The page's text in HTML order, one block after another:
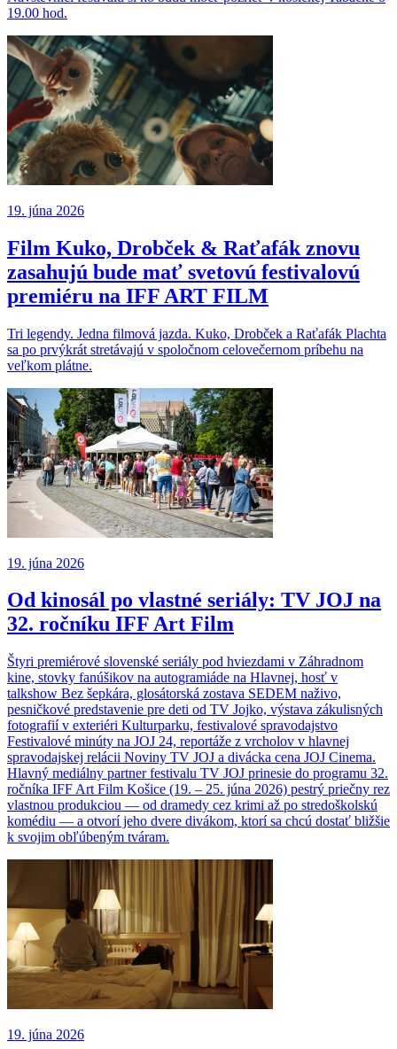
19.00 hod.
19. júna 2026
Film Kuko, Drobček & Raťafák znovu
zasahujú bude mať svetovú festivalovú
premiéru na IFF ART FILM
Tri legendy. Jedna filmová jazda. Kuko, Drobček a Raťafák Plachta
sa po prvýkrát stretávajú v spoločnom celovečernom príbehu na
veľkom plátne.
19. júna 2026
Od kinosál po vlastné seriály: TV JOJ na
32. ročníku IFF Art Film
Štyri premiérové slovenské seriály pod hviezdami v Záhradnom
kine, stovky fanúšikov na autogramiáde na Hlavnej, hosť v
talkshow Bez šepkára, glosátorská zostava SEDEM naživo,
pesničkové predstavenie pre deti od TV Jojko, výstava zákulisných
fotografií v exteriéri Kulturparku, festivalové spravodajstvo
Festivalové minúty na JOJ 24, reportáže z vrcholov v hlavnej
spravodajskej relácii Noviny TV JOJ a divácka cena JOJ Cinema.
Hlavný mediálny partner festivalu TV JOJ prinesie do programu 32.
ročníka IFF Art Film Košice (19. – 25. júna 2026) pestrý priečny rez
vlastnou produkciou — od dramedy cez krimi až po stredoškolskú
komédiu — a otvorí jeho dvere divákom, ktorí sa chcú dostať bližšie
k svojim obľúbeným tváram.
19. júna 2026